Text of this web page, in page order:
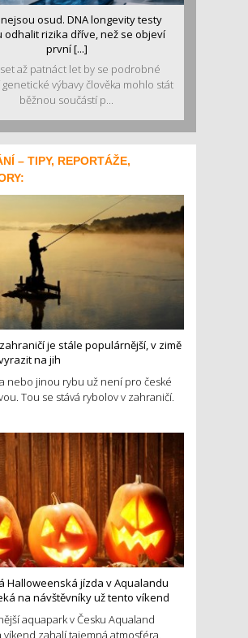
osud. DNA longevity testy
odhalit rizika dříve, než se objeví
první [...]
až patnáct let by se podrobné
výbavy člověka mohlo stát
běžnou součástí p...
– TIPY, REPORTÁŽE,
je stále populárnější, v zimě
na jih
nebo jinou rybu už není pro české
Tou se stává rybolov v zahraničí.
Halloweenská jízda v Aqualandu
na návštěvníky už tento víkend
aquapark v Česku Aqualand
víkend zahalí tajemná atmosféra.